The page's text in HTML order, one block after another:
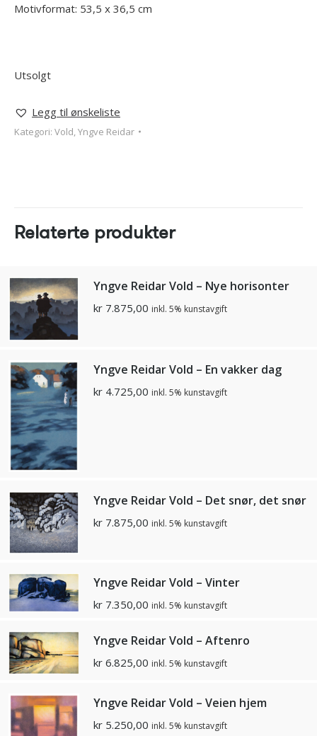
Motivformat: 53,5 x 36,5 cm
Utsolgt
Legg til ønskeliste
Kategori: Vold, Yngve Reidar
Relaterte produkter
Yngve Reidar Vold – Nye horisonter
kr 7.875,00 inkl. 5% kunstavgift
Yngve Reidar Vold – En vakker dag
kr 4.725,00 inkl. 5% kunstavgift
Yngve Reidar Vold – Det snør, det snør
kr 7.875,00 inkl. 5% kunstavgift
Yngve Reidar Vold – Vinter
kr 7.350,00 inkl. 5% kunstavgift
Yngve Reidar Vold – Aftenro
kr 6.825,00 inkl. 5% kunstavgift
Yngve Reidar Vold – Veien hjem
kr 5.250,00 inkl. 5% kunstavgift